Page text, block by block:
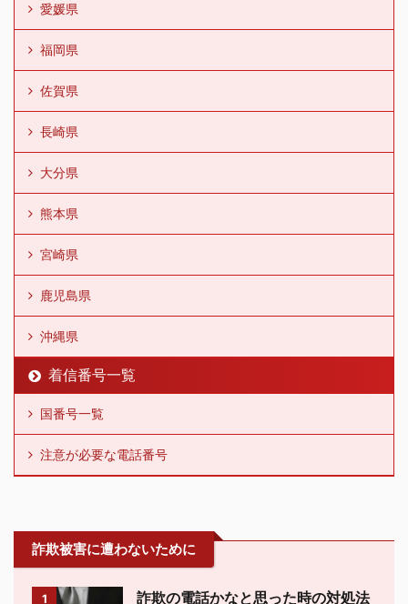
愛媛県
福岡県
佐賀県
長崎県
大分県
熊本県
宮崎県
鹿児島県
沖縄県
着信番号一覧
国番号一覧
注意が必要な電話番号
詐欺被害に遭わないために
1 詐欺の電話かなと思った時の対処法